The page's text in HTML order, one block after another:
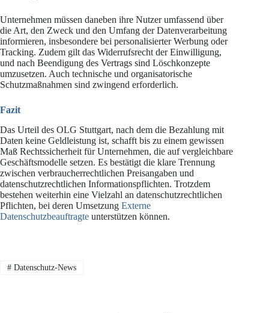
Unternehmen müssen daneben ihre Nutzer umfassend über
die Art, den Zweck und den Umfang der Datenverarbeitung
informieren, insbesondere bei personalisierter Werbung oder
Tracking. Zudem gilt das Widerrufsrecht der Einwilligung,
und nach Beendigung des Vertrags sind Löschkonzepte
umzusetzen. Auch technische und organisatorische
Schutzmaßnahmen sind zwingend erforderlich.
Fazit
Das Urteil des OLG Stuttgart, nach dem die Bezahlung mit
Daten keine Geldleistung ist, schafft bis zu einem gewissen
Maß Rechtssicherheit für Unternehmen, die auf vergleichbare
Geschäftsmodelle setzen. Es bestätigt die klare Trennung
zwischen verbraucherrechtlichen Preisangaben und
datenschutzrechtlichen Informationspflichten. Trotzdem
bestehen weiterhin eine Vielzahl an datenschutzrechtlichen
Pflichten, bei deren Umsetzung Externe
Datenschutzbeauftragte unterstützen können.
#Datenschutz-News